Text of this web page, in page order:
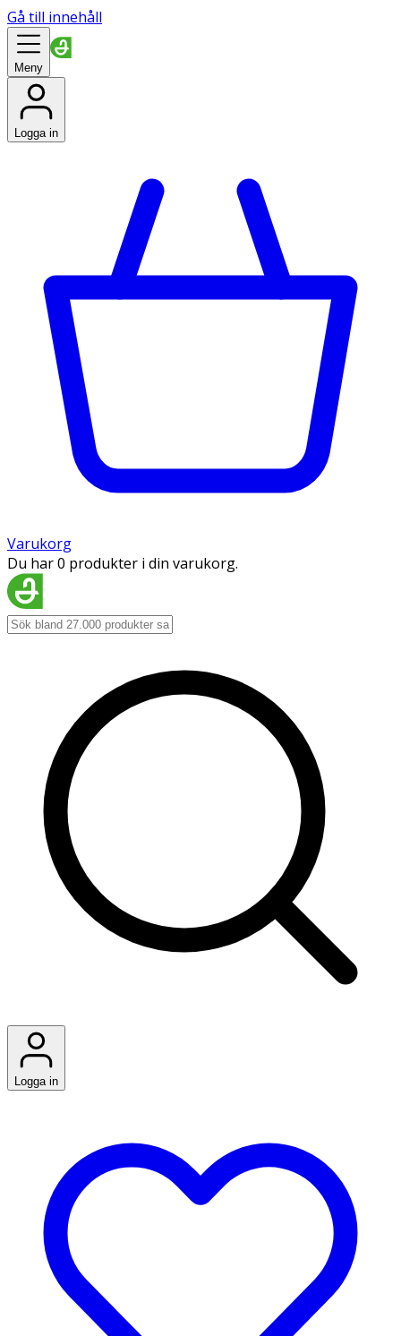
Gå till innehåll
Meny
Logga in
Varukorg
Du har 0 produkter i din varukorg.
Logga in